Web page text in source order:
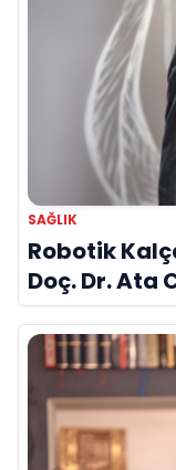
SAĞLIK
Robotik
Doç. Dr. Ata
Cerrahi